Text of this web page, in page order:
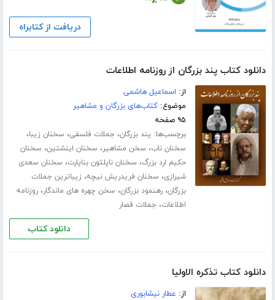
دریافت از کتابراه
دانلود کتاب پند بزرگان از روزنامه اطلاعات
از: اسماعیل هاشمی
موضوع:کتاب‌های بزرگان و مشاهیر
۹۵ صفحه
برچسب‌ها: پند بزرگان، جملات فلسفی، سخنان زیبا،
سخنان ناب، سخن مشاهیر، سخنان اینشتین، سخنان
حکیم ارد بزرگ، سخنان ناپلئون بناپارت، سخنان سعدی
شیرازی، سخنان فریدریش نیچه، زیباترین جملات
بزرگان،رهنمود بزرگان، سخن چهره های ماندگار،روزنامه
اطلاعات، جملات قصار
دانلود کتاب
دانلود کتاب تذکره الاولیا
از: عطار نیشابوری